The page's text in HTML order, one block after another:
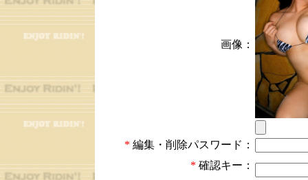
画像：
* 編集・削除パスワード：
* 確認キー：